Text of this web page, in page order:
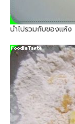
นำไปรวมกับของแห้ง